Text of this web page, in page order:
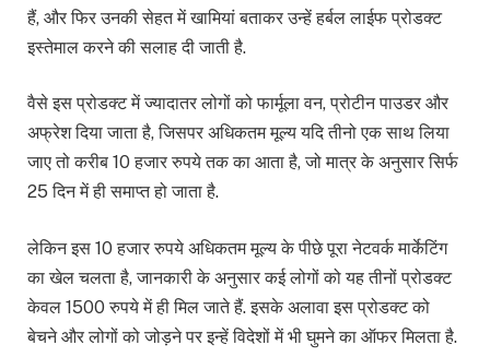
हैं, और फिर उनकी सेहत में खामियां बताकर उन्हें हर्बल लाईफ प्रोडक्ट
इस्तेमाल करने की सलाह दी जाती है.
वैसे इस प्रोडक्ट में ज्यादातर लोगों को फार्मूला वन, प्रोटीन पाउडर और
अफ्रेश दिया जाता है, जिसपर अधिकतम मूल्य यदि तीनो एक साथ लिया
जाए तो करीब 10 हजार रुपये तक का आता है, जो मात्र के अनुसार सिर्फ
25 दिन में ही समाप्त हो जाता है.
लेकिन इस 10 हजार रुपये अधिकतम मूल्य के पीछे पूरा नेटवर्क मार्केटिंग
का खेल चलता है, जानकारी के अनुसार कई लोगों को यह तीनों प्रोडक्ट
केवल 1500 रुपये में ही मिल जाते हैं. इसके अलावा इस प्रोडक्ट को
बेचने और लोगों को जोड़ने पर इन्हें विदेशों में भी घुमने का ऑफर मिलता है.